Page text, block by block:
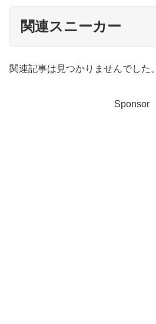
関連スニーカー
関連記事は見つかりませんでした。
Sponsor